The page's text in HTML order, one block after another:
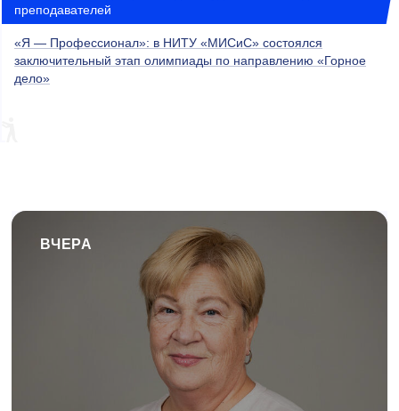
преподавателей
«Я — Профессионал»: в НИТУ «МИСиС» состоялся
заключительный этап олимпиады по направлению «Горное
дело»
ВЧЕРА